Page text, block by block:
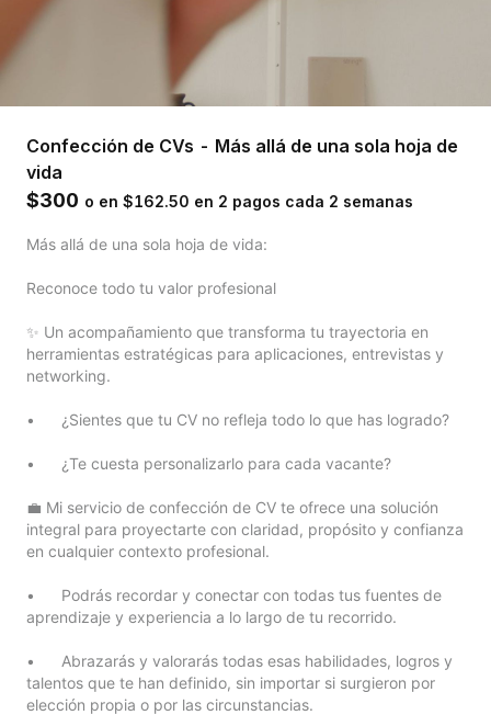
Confección de CVs - Más allá de una sola hoja de
vida
$300 o en $162.50 en 2 pagos cada 2 semanas
Más allá de una sola hoja de vida:
Reconoce todo tu valor profesional
✨ Un acompañamiento que transforma tu trayectoria en
herramientas estratégicas para aplicaciones, entrevistas y
networking.
•	¿Sientes que tu CV no refleja todo lo que has logrado?
•	¿Te cuesta personalizarlo para cada vacante?
💼 Mi servicio de confección de CV te ofrece una solución
integral para proyectarte con claridad, propósito y confianza
en cualquier contexto profesional.
•	Podrás recordar y conectar con todas tus fuentes de
aprendizaje y experiencia a lo largo de tu recorrido.
•	Abrazarás y valorarás todas esas habilidades, logros y
talentos que te han definido, sin importar si surgieron por
elección propia o por las circunstancias.